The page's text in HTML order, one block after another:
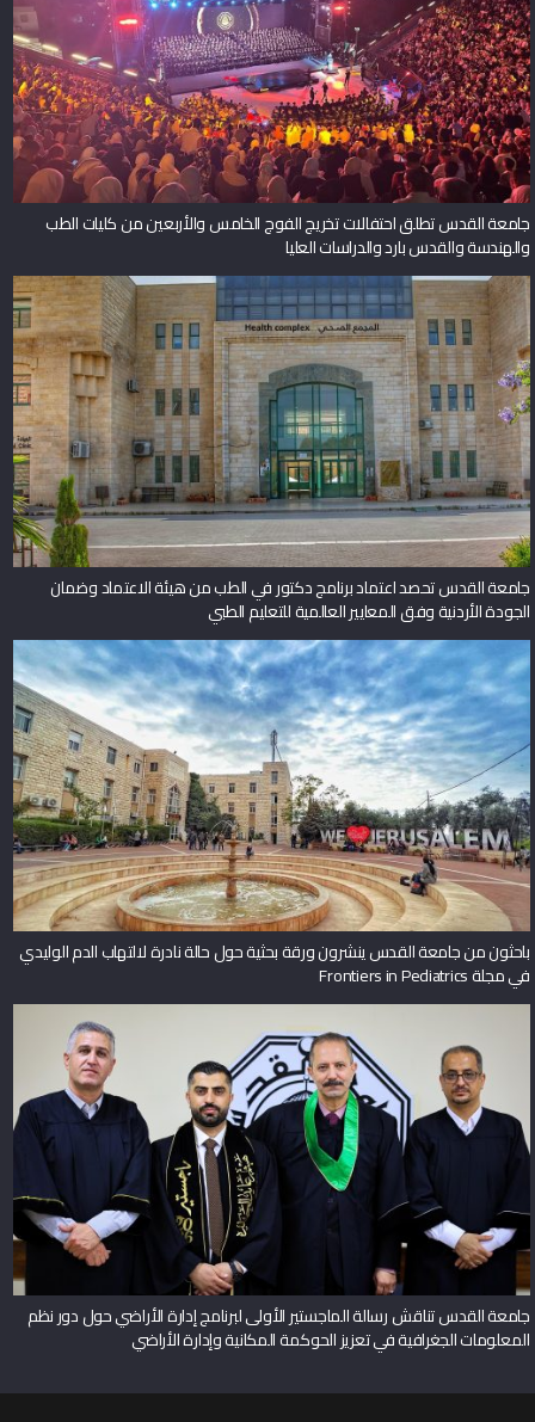
جامعة القدس تطلق احتفالات تخريج الفوج الخامس والأربعين من كليات الطب
والهندسة والقدس بارد والدراسات العليا
جامعة القدس تحصد اعتماد برنامج دكتور في الطب من هيئة الاعتماد وضمان
الجودة الأردنية وفق المعايير العالمية للتعليم الطبي
باحثون من جامعة القدس ينشرون ورقة بحثية حول حالة نادرة لالتهاب الدم الوليدي
في مجلة Frontiers in Pediatrics
جامعة القدس تناقش رسالة الماجستير الأولى لبرنامج إدارة الأراضي حول دور نظم
المعلومات الجغرافية في تعزيز الحوكمة المكانية وإدارة الأراضي